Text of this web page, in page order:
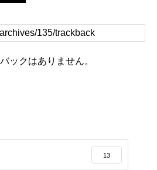
ックはありません。
13